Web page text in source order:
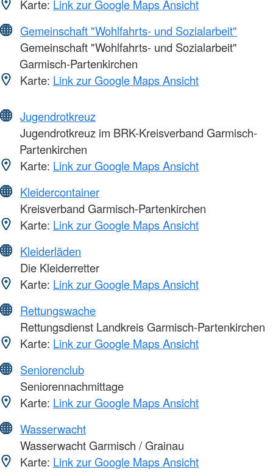
Karte: Link zur Google Maps Ansicht
Gemeinschaft "Wohlfahrts- und Sozialarbeit"
Gemeinschaft "Wohlfahrts- und Sozialarbeit"
Garmisch-Partenkirchen
Karte: Link zur Google Maps Ansicht
Jugendrotkreuz
Jugendrotkreuz im BRK-Kreisverband Garmisch-
Partenkirchen
Karte: Link zur Google Maps Ansicht
Kleidercontainer
Kreisverband Garmisch-Partenkirchen
Karte: Link zur Google Maps Ansicht
Kleiderläden
Die Kleiderretter
Karte: Link zur Google Maps Ansicht
Rettungswache
Rettungsdienst Landkreis Garmisch-Partenkirchen
Karte: Link zur Google Maps Ansicht
Seniorenclub
Seniorennachmittage
Karte: Link zur Google Maps Ansicht
Wasserwacht
Wasserwacht Garmisch / Grainau
Karte: Link zur Google Maps Ansicht